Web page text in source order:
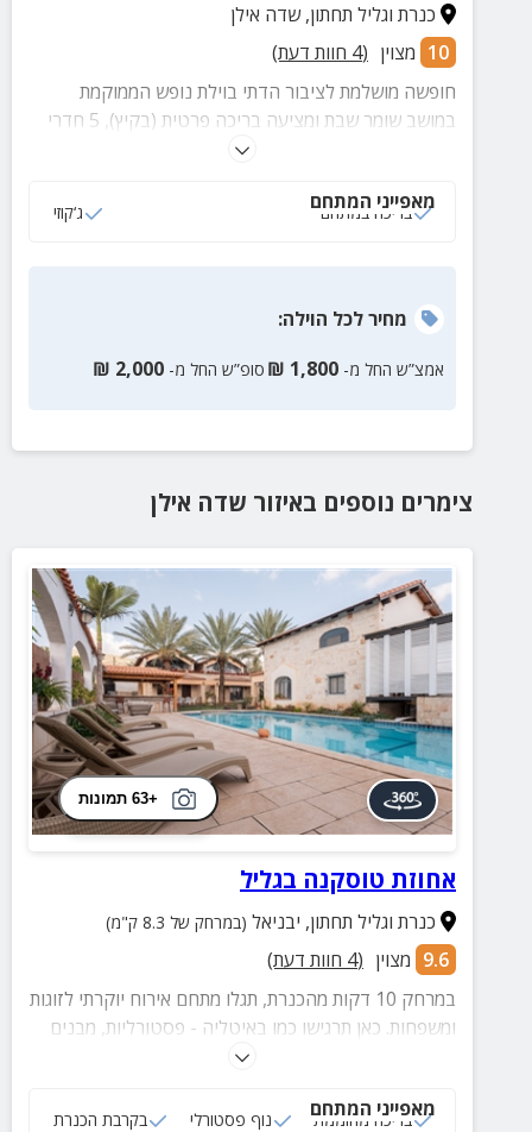
כנרת וגליל תחתון,שדה אילן
10 מצוין (
4 חוות דעת)
חופשה מושלמת לציבור הדתי בוילת נופש הממוקמת
במושב שומר שבת ומציעה בריכה פרטית (בקיץ), 5 חדרי
שינה, מטבח מאובזר וכשר, מיטות יהודיות בשניים
מאפייני המתחם
בריכה במתחם ג‘קוזי
מחירלכל הוילה:
אמצ”ש החל מ- 1,800
₪ סופ”ש החל מ- 2,000
₪
צימרים נוספים באיזור שדה אילן
+63 תמונות
אחוזת טוסקנה בגליל
כנרת וגליל תחתון, יבניאל (במרחק של 8.3 ק"מ)
9.6 מצוין (
4 חוות דעת)
במרחק 10 דקות מהכנרת, תגלו מתחם אירוח יוקרתי לזוגות
ומשפחות. כאן תרגישו כמו באיטליה - פסטורליות, מבנים
העשויים אבן, אווירה ועיצוב רומנטי ועוד.
מאפייני המתחם
בריכה מחוממת נוף פסטורלי בקרבת הכנרת